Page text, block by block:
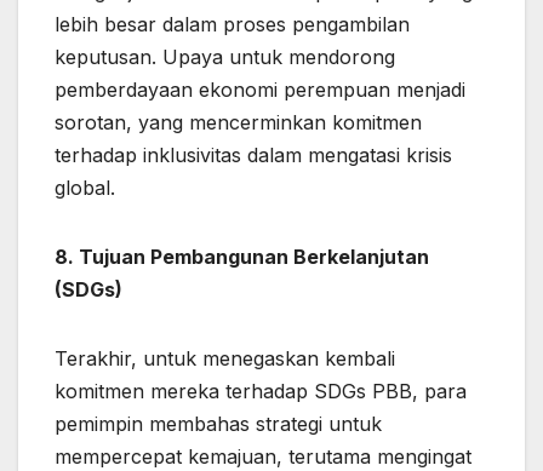
lebih besar dalam proses pengambilan
keputusan. Upaya untuk mendorong
pemberdayaan ekonomi perempuan menjadi
sorotan, yang mencerminkan komitmen
terhadap inklusivitas dalam mengatasi krisis
global.
8. Tujuan Pembangunan Berkelanjutan
(SDGs)
Terakhir, untuk menegaskan kembali
komitmen mereka terhadap SDGs PBB, para
pemimpin membahas strategi untuk
mempercepat kemajuan, terutama mengingat